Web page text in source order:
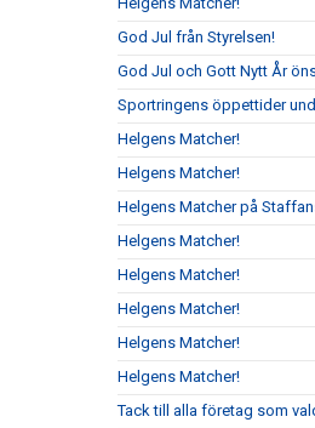
God Jul från Styrelsen!
God Jul och Gott Nytt År
Sportringens öppettider
Helgens Matcher!
Helgens Matcher!
Helgens Matcher på
Helgens Matcher!
Helgens Matcher!
Helgens Matcher!
Helgens Matcher!
Helgens Matcher!
Tack till alla företag som